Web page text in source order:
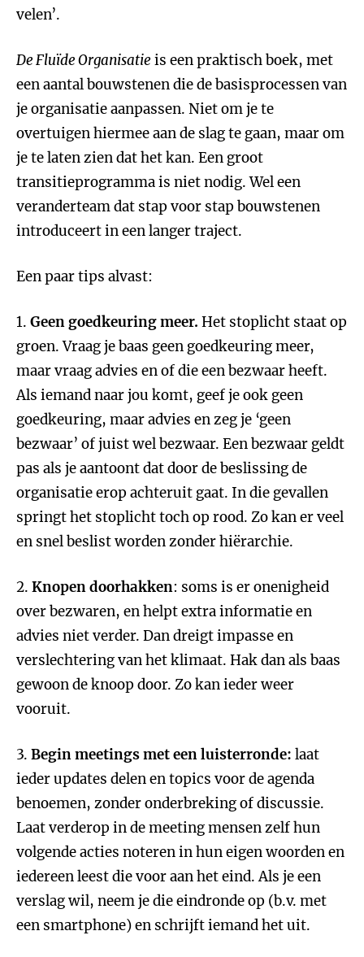
velen’.
De Fluïde Organisatie is een praktisch boek, met
een aantal bouwstenen die de basisprocessen van
je organisatie aanpassen. Niet om je te
overtuigen hiermee aan de slag te gaan, maar om
je te laten zien dat het kan. Een groot
transitieprogramma is niet nodig. Wel een
veranderteam dat stap voor stap bouwstenen
introduceert in een langer traject.
Een paar tips alvast:
1. Geen goedkeuring meer. Het stoplicht staat op
groen. Vraag je baas geen goedkeuring meer,
maar vraag advies en of die een bezwaar heeft.
Als iemand naar jou komt, geef je ook geen
goedkeuring, maar advies en zeg je ‘geen
bezwaar’ of juist wel bezwaar. Een bezwaar geldt
pas als je aantoont dat door de beslissing de
organisatie erop achteruit gaat. In die gevallen
springt het stoplicht toch op rood. Zo kan er veel
en snel beslist worden zonder hiërarchie.
2. Knopen doorhakken: soms is er onenigheid
over bezwaren, en helpt extra informatie en
advies niet verder. Dan dreigt impasse en
verslechtering van het klimaat. Hak dan als baas
gewoon de knoop door. Zo kan ieder weer
vooruit.
3. Begin meetings met een luisterronde: laat
ieder updates delen en topics voor de agenda
benoemen, zonder onderbreking of discussie.
Laat verderop in de meeting mensen zelf hun
volgende acties noteren in hun eigen woorden en
iedereen leest die voor aan het eind. Als je een
verslag wil, neem je die eindronde op (b.v. met
een smartphone) en schrijft iemand het uit.